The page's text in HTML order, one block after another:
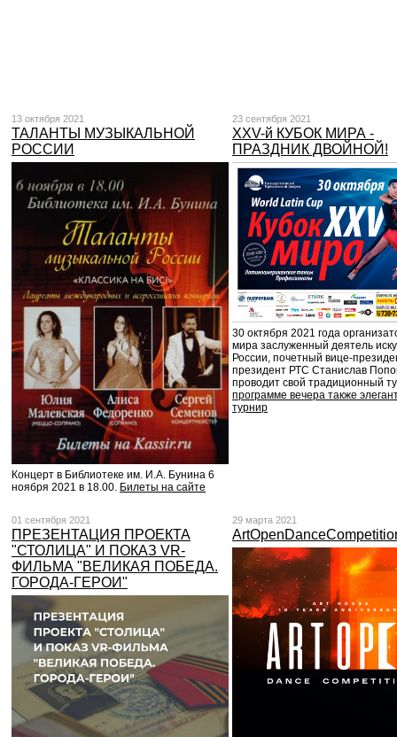
13 октября 2021
ТАЛАНТЫ МУЗЫКАЛЬНОЙ
РОССИИ
Концерт в Библиотеке им. И.А. Бунина 6
ноября 2021 в 18.00. Билеты на сайте
23 сентября 2021
XXV-й КУБОК МИРА -
ПРАЗДНИК ДВОЙНОЙ!
30 октября 2021 года
мира заслуженный деятель
России, почетный вице-
президент РТС Станислав
проводит свой традиционный
программе вечера также
турнир
01 сентября 2021
ПРЕЗЕНТАЦИЯ ПРОЕКТА
"СТОЛИЦА" И ПОКАЗ VR-
ФИЛЬМА "ВЕЛИКАЯ ПОБЕДА.
ГОРОДА-ГЕРОИ"
29 марта 2021